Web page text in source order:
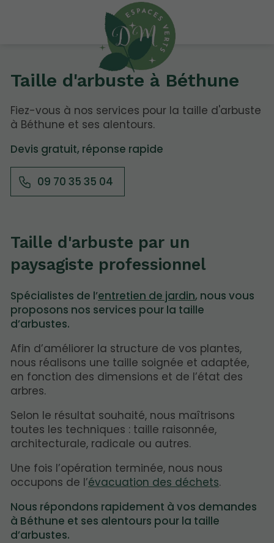
Taille d'arbuste à Béthune
Fiez-vous à nos services pour la taille d'arbuste
à Béthune et ses alentours.
Devis gratuit, réponse rapide
09 70 35 35 04
Taille d'arbuste par un
paysagiste professionnel
Spécialistes de l’entretien de jardin, nous vous
proposons nos services pour la taille
d’arbustes.
Afin d’améliorer la structure de vos plantes,
nous réalisons une taille soignée et adaptée,
en fonction des dimensions et de l’état des
arbres.
Selon le résultat souhaité, nous maîtrisons
toutes les techniques : taille raisonnée,
architecturale, radicale ou autres.
Une fois l’opération terminée, nous nous
occupons de l’évacuation des déchets.
Nous répondons rapidement à vos demandes
à Béthune et ses alentours pour la taille
d’arbustes.